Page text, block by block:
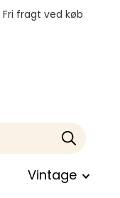
fragt ved køb
Vintage